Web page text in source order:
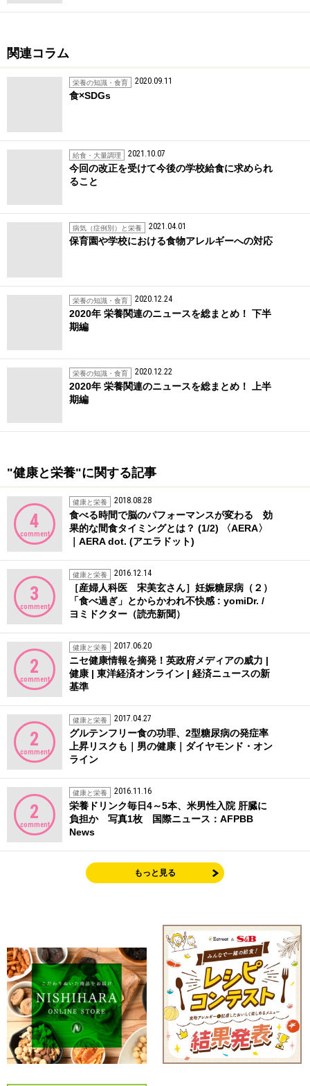
関連コラム
栄養の知識・食育 2020.09.11
食×SDGs
給食・大量調理 2021.10.07
今回の改正を受けて今後の学校給食に求められ
ること
病気（症例別）と栄養 2021.04.01
保育園や学校における食物アレルギーへの対応
栄養の知識・食育 2020.12.24
2020年 栄養関連のニュースを総まとめ！ 下半
期編
栄養の知識・食育 2020.12.22
2020年 栄養関連のニュースを総まとめ！ 上半
期編
"健康と栄養"に関する記事
4
comment
健康と栄養 2018.08.28
食べる時間で脳のパフォーマンスが変わる 効
果的な間食タイミングとは？ (1/2) 〈AERA〉
｜AERA dot. (アエラドット)
3
comment
健康と栄養 2016.12.14
［産婦人科医 宋美玄さん］妊娠糖尿病（２）
「食べ過ぎ」とからかわれ不快感 : yomiDr. /
ヨミドクター（読売新聞）
2
comment
健康と栄養 2017.06.20
ニセ健康情報を摘発！英政府メディアの威力 |
健康 | 東洋経済オンライン | 経済ニュースの新
基準
2
comment
健康と栄養 2017.04.27
グルテンフリー食の功罪、2型糖尿病の発症率
上昇リスクも｜男の健康｜ダイヤモンド・オン
ライン
2
comment
健康と栄養 2016.11.16
栄養ドリンク毎日4～5本、米男性入院 肝臓に
負担か 写真1枚 国際ニュース：AFPBB
News
もっと見る